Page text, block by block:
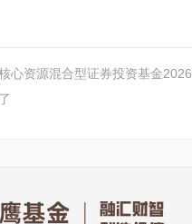
心资源混合型证券投资基金